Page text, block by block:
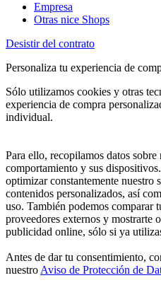
Empresa
Otras nice Shops
Desistir del contrato
Personaliza tu experiencia de
Sólo utilizamos cookies y otras
experiencia de compra
individual.
Para ello, recopilamos datos sobre
comportamiento y sus
optimizar constantemente
contenidos personalizados, así
uso. También podemos comparar
proveedores externos y mostrarte
publicidad online, sólo si ya
Antes de dar tu consentimiento,
nuestroAviso de Protección de